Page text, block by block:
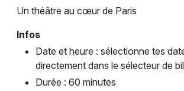
Actus à Paris
Magazine à Paris
Un théâtre au cœur de Paris
Infos
Date et heure : sélectionne tes
directement dans le sélecteur de
Durée : 60 minutes